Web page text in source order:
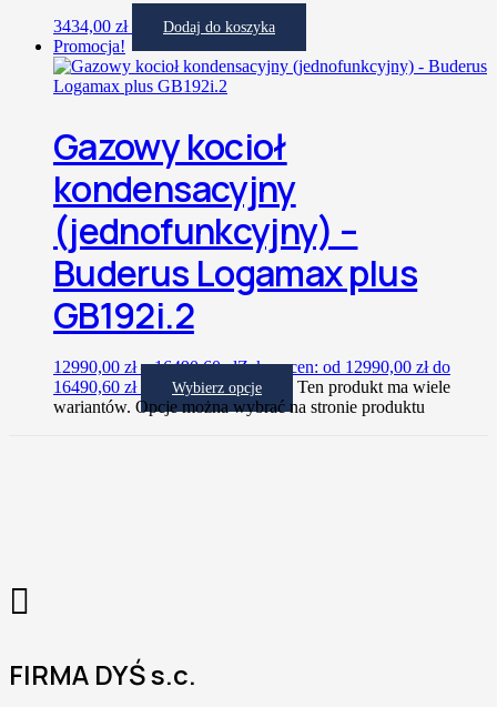
3434,00 zł Dodaj do koszyka
Promocja!
Gazowy kocioł
kondensacyjny
(jednofunkcyjny) –
Buderus Logamax plus
GB192i.2
12990,00 zł – 16490,60złZakres cen: od 12990,00 zł do
16490,60 zł
Wybierz opcje
Ten produkt ma wiele
wariantów. Opcje można wybrać na stronie produktu
FIRMA DYŚ s.c.